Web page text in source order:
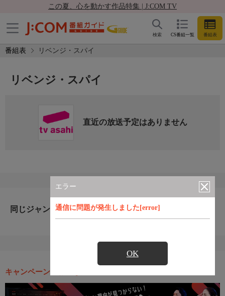
この夏、心を動かす作品特集 | J:COM TV
CS番組一覧 番組表
検索
番組表 リベンジ・スパイ
エラー
通信に問題が発生しました[error]
OK
リベンジ・スパイ
直近の放送予定はありません
同じジャンルのおすすめ番組
キャンペーン・お得な情報